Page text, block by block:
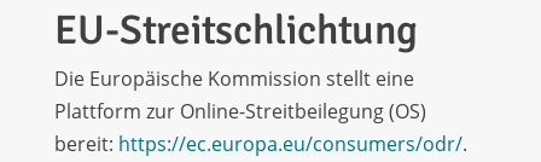
EU-Streitschlichtung
Die Europäische Kommission stellt eine
Plattform zur Online-Streitbeilegung (OS)
bereit: https://ec.europa.eu/consumers/odr/.